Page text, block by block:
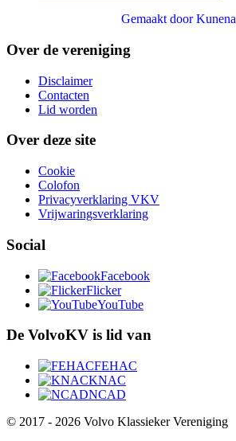
Gemaakt doorKunena
Over de vereniging
Disclaimer
Contacten
Lid worden
Over deze site
Cookie
Colofon
Privacyverklaring VKV
Vrijwaringsverklaring
Social
Facebook
Flicker
YouTube
De VolvoKV is lid van
FEHAC
KNAC
NCAD
© 2017 - 2026 Volvo Klassieker Vereniging